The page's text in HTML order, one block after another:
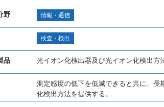
野 情報・通信
検査・検出
品 光イオン化検出器及び光イオン化検出方
測定感度の低下を低減できると共に、
化検出方法を提供する。